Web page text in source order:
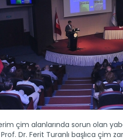
çim alanlarında sorun olan
Dr. Ferit Turanlı başlıca çim